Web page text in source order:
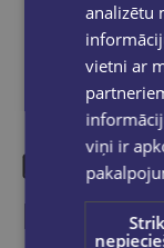
analizētu
vietni ar
viņi ir